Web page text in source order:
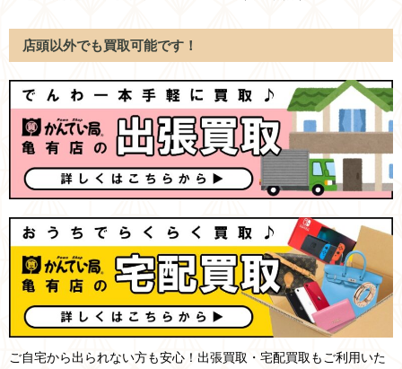
店頭以外でも買取可能です！
ご自宅から出られない方も安心！出張買取・宅配買取もご利用いた